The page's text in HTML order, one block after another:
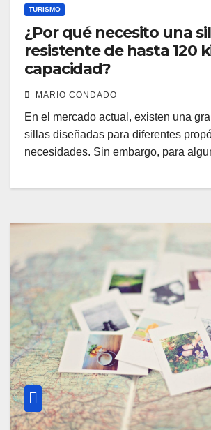
TURISMO
¿Por qué necesito una
resistente de hasta 120
capacidad?
MARIO CONDADO
En el mercado actual, existen una
sillas diseñadas para diferentes
necesidades. Sin embargo, para